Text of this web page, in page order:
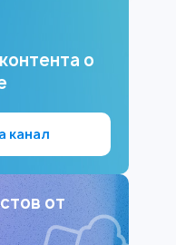
о
канал
от